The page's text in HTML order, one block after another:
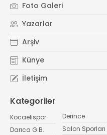
Foto Galeri
Yazarlar
Arşiv
Künye
İletişim
Kategoriler
Kocaelispor
Darıca G.B.
Derince
Salon Sporları